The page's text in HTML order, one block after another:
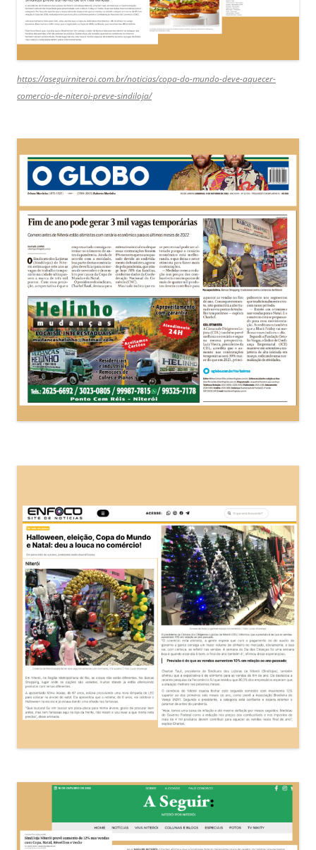
https://aseguirniteroi.com.br/noticias/copa-do-mundo-deve-aquecer-
comercio-de-niteroi-preve-sindiloja/